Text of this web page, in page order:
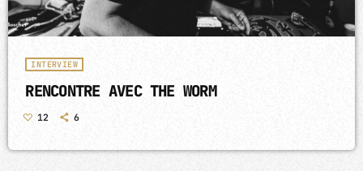
INTERVIEW
RENCONTRE AVEC THE WORM
12 6